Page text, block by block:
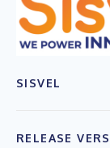
SISVEL
RELEASE